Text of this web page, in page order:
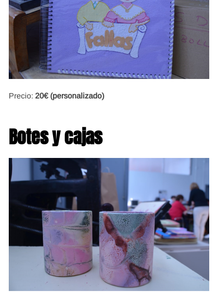
Precio: 20€ (personalizado)
Botes y cajas